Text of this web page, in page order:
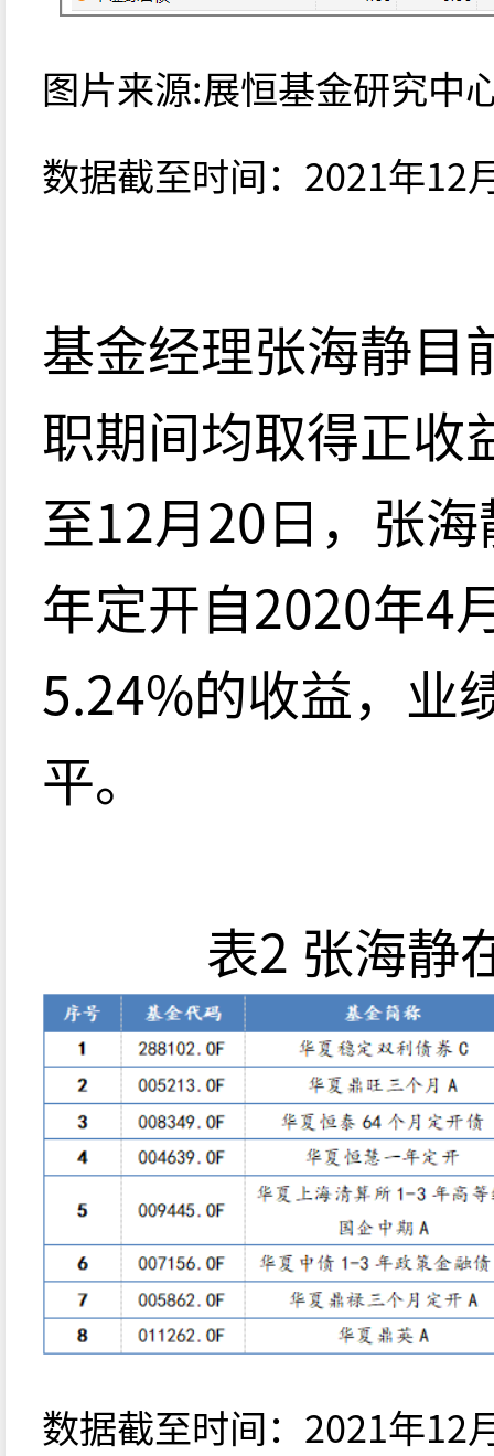
图片来源:展恒基金研究中
数据截至时间：2021年12
基金经理张海静目
职期间均取得正收
至12月20日，张
年定开自2020年4
5.24%的收益，业
平。
表2 张海静
数据截至时间：2021年12